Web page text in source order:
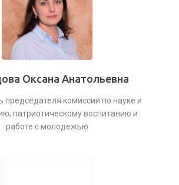
Оксана Анатольевна
председателя комиссии по науке и
патриотическому воспитанию и
работе с молодежью